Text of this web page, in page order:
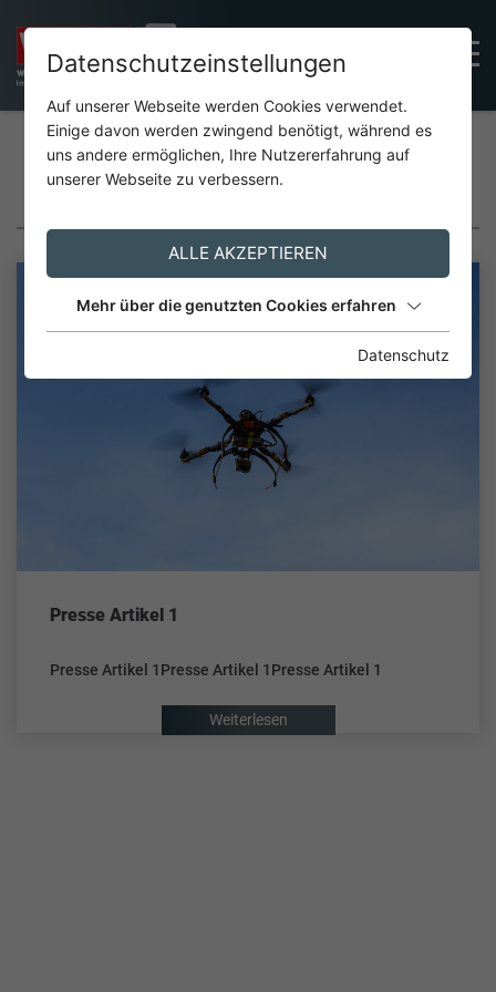
PRESSE
Presse Artikel 1
Presse Artikel 1Presse Artikel 1Presse Artikel 1
Weiterlesen
Datenschutzeinstellungen
Auf unserer Webseite werden Cookies verwendet.
Einige davon werden zwingend benötigt, während es
uns andere ermöglichen, Ihre Nutzererfahrung auf
unserer Webseite zu verbessern.
ALLE AKZEPTIEREN
Mehr über die genutzten Cookies erfahren
Datenschutz